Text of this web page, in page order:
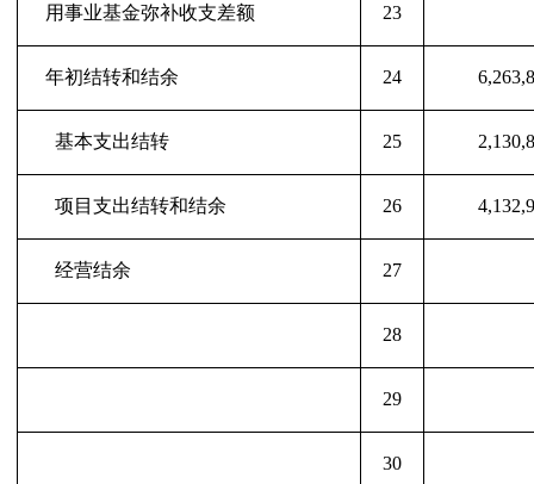
用事业基金弥补收支差额 23
年初结转和结余 24
基本支出结转 25
项目支出结转和结余 26
经营结余 27
28
29
30